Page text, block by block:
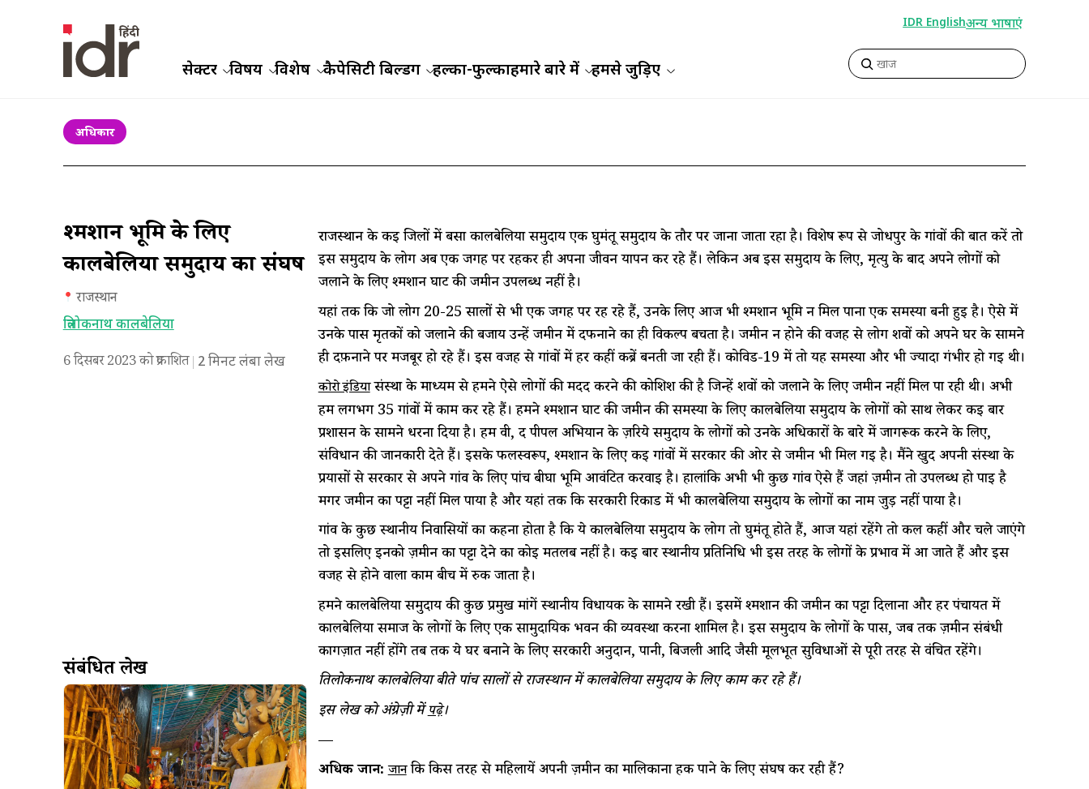
सेक्टर विषय विशेष कैपेसिटी बिल्डिंग हल्का-फुल्काहमारे बारे में हमसे जुड़िए
IDR Englishअन्य भाषाएं
अधिकार
श्मशान भूमि के लिए
कालबेलिया समुदाय का संघर्ष
राजस्थान
त्रिलोकनाथ कालबेलिया
6 दिसबर 2023 को प्रकाशित 2मिनट लंबा लेख
संबंधित लेख
राजस्थान के कई जिलों में बसा कालबेलिया समुदाय एक घुमंतू समुदाय के तौर पर जाना जाता रहा है। विशेष रूप से जोधपुर के गांवों की बात करें तो
इस समुदाय के लोग अब एक जगह पर रहकर ही अपना जीवन यापन कर रहे हैं। लेकिन अब इस समुदाय के लिए, मृत्यु के बाद अपने लोगों को
जलाने के लिए श्मशान घाट की जमीन उपलब्ध नहीं है।
यहां तक कि जो लोग 20-25 सालों से भी एक जगह पर रह रहे हैं, उनके लिए आज भी श्मशान भूमि न मिल पाना एक समस्या बनी हुई है। ऐसे में
उनके पास मृतकों को जलाने की बजाय उन्हें जमीन में दफनाने का ही विकल्प बचता है। जमीन न होने की वजह से लोग शवों को अपने घर के सामने
ही दफ़नाने पर मजबूर हो रहे हैं। इस वजह से गांवों में हर कहीं कब्रें बनती जा रही हैं। कोविड-19 में तो यह समस्या और भी ज्यादा गंभीर हो गई थी।
कोरो इंडियासंस्था के माध्यम से हमने ऐसे लोगों की मदद करने की कोशिश की है जिन्हें शवों को जलाने के लिए जमीन नहीं मिल पा रही थी। अभी
हम लगभग 35 गांवों में काम कर रहे हैं। हमने श्मशान घाट की जमीन की समस्या के लिए कालबेलिया समुदाय के लोगों को साथ लेकर कई बार
प्रशासन के सामने धरना दिया है। हम वी, द पीपल अभियान के ज़रिये समुदाय के लोगों को उनके अधिकारों के बारे में जागरूक करने के लिए,
संविधान की जानकारी देते हैं। इसके फलस्वरूप, श्मशान के लिए कई गांवों में सरकार की ओर से जमीन भी मिल गई है। मैंने खुद अपनी संस्था के
प्रयासों से सरकार से अपने गांव के लिए पांच बीघा भूमि आवंटित करवाई है। हालांकि अभी भी कुछ गांव ऐसे हैं जहां ज़मीन तो उपलब्ध हो पाई है
मगर जमीन का पट्टा नहीं मिल पाया है और यहां तक कि सरकारी रिकार्ड में भी कालबेलिया समुदाय के लोगों का नाम जुड़ नहीं पाया है।
गांव के कुछ स्थानीय निवासियों का कहना होता है कि ये कालबेलिया समुदाय के लोग तो घुमंतू होते हैं, आज यहां रहेंगे तो कल कहीं और चले जाएंगे
तो इसलिए इनको ज़मीन का पट्टा देने का कोई मतलब नहीं है। कई बार स्थानीय प्रतिनिधि भी इस तरह के लोगों के प्रभाव में आ जाते हैं और इस
वजह से होने वाला काम बीच में रुक जाता है।
हमने कालबेलिया समुदाय की कुछ प्रमुख मांगें स्थानीय विधायक के सामने रखी हैं। इसमें श्मशान की जमीन का पट्टा दिलाना और हर पंचायत में
कालबेलिया समाज के लोगों के लिए एक सामुदायिक भवन की व्यवस्था करना शामिल है। इस समुदाय के लोगों के पास, जब तक ज़मीन संबंधी
कागज़ात नहीं होंगे तब तक ये घर बनाने के लिए सरकारी अनुदान, पानी, बिजली आदि जैसी मूलभूत सुविधाओं से पूरी तरह से वंचित रहेंगे।
तिलोकनाथ कालबेलिया बीते पांच सालों से राजस्थान में कालबेलिया समुदाय के लिए काम कर रहे हैं।
इस लेख को अंग्रेज़ी मेंपढ़े।
—
अधिक जानें:जानेंकि किस तरह से महिलायें अपनी ज़मीन का मालिकाना हक पाने के लिए संघर्ष कर रही हैं?